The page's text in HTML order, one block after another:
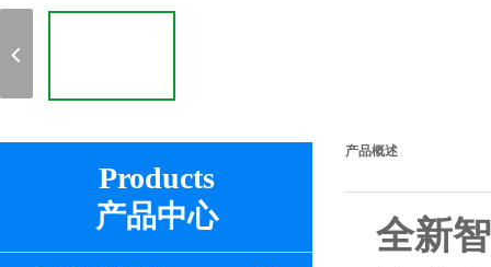
Products
产品中心
产品概述
全新